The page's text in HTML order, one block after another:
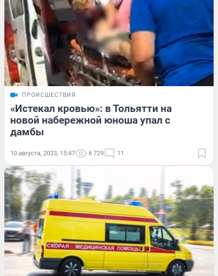
ПРОИСШЕСТВИЯ
«Истекал кровью»: в Тольятти на
новой набережной юноша упал с
дамбы
10 августа, 2023, 15:47 6 729 11